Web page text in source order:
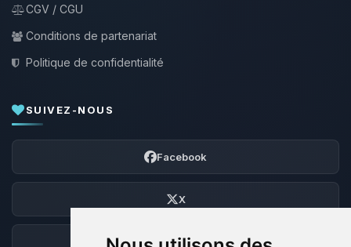
CGV / CGU
Conditions de partenariat
Politique de confidentialité
SUIVEZ-NOUS
Facebook
X
Discord